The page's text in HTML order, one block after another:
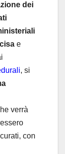
dei
e
, si
verrà
con